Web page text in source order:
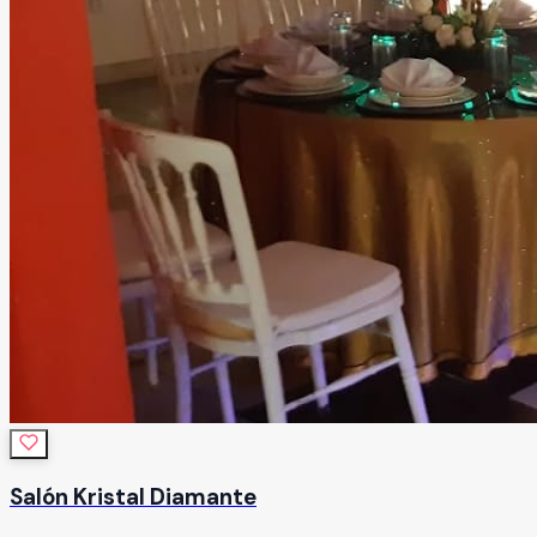
Salón Kristal Diamante